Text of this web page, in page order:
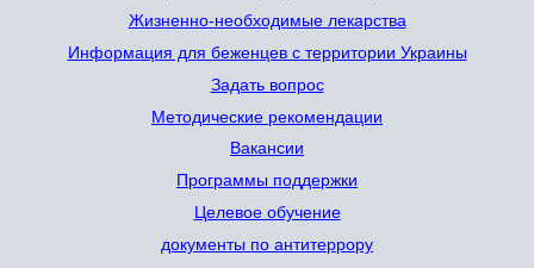
Жизненно-необходимые лекарства
Информация для беженцев с территории Украины
Задать вопрос
Методические рекомендации
Вакансии
Программы поддержки
Целевое обучение
документы по антитеррору